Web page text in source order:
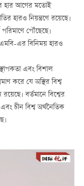
হার আগের মতোই
হারও নিয়ন্ত্রণে রয়েছে।
পরিমাণে পৌঁছেছে।
এর বিনিময় হারও
এবং বিশাল
করে যে অস্থির বিশ্ব
বর্তমানে বিশ্বের
চীন বিশ্ব অর্থনৈতিক